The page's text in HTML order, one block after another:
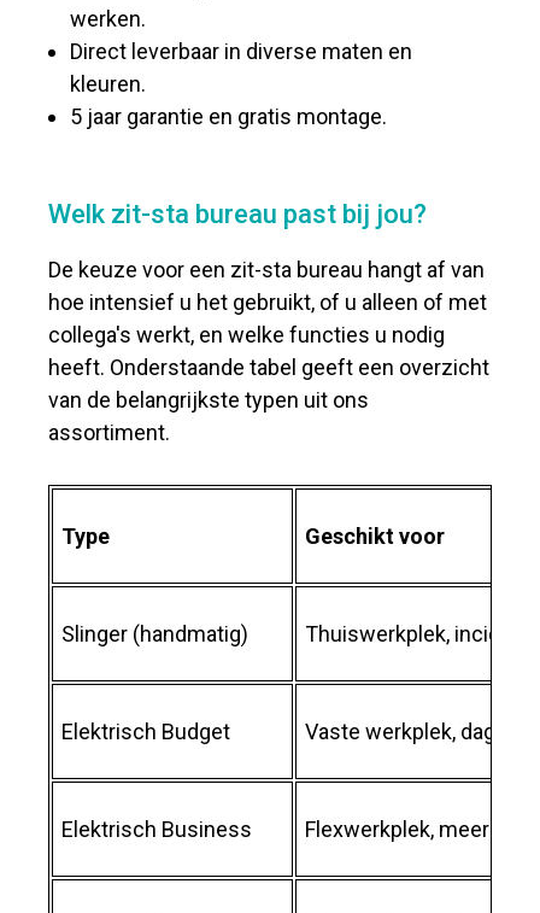
werken.
Direct leverbaar in diverse maten en
kleuren.
5 jaar garantie en gratis montage.
Welk zit-sta bureau past bij jou?
De keuze voor een zit-sta bureau hangt af van
hoe intensief u het gebruikt, of u alleen of met
collega's werkt, en welke functies u nodig
heeft. Onderstaande tabel geeft een overzicht
van de belangrijkste typen uit ons
assortiment.
Type Geschikt voor
Slinger (handmatig) Thuiswerkplek,
Elektrisch Budget Vaste werkplek,
Elektrisch Business Flexwerkplek,